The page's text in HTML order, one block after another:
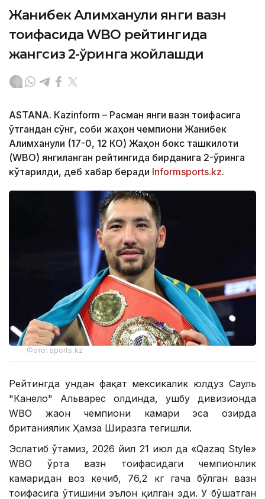
Жанибек Алимханули янги вазн
тоифасида WBO рейтингида
жангсиз 2-ўринга жойлашди
ASTANА. Кazinform – Расман янги вазн тоифасига
ўтгандан сўнг, собиқ жаҳон чемпиони Жанибек
Алимханули (17-0, 12 КО) Жаҳон бокс ташкилоти
(WBО) янгиланган рейтингида бирданига 2-ўринга
кўтарилди, деб хабар беради Informsports.kz.
Фото: sports.kz
Рейтингда ундан фақат мексикалик юлдуз Сауль
"Канело" Альварес олдинда, ушбу дивизионда
WBО жаҳон чемпиони камари эса ҳозирда
британиялик Ҳамза Ширазга тегишли.
Эслатиб ўтамиз, 2026 йил 21 июл да «Qazaq Style»
WВО ўрта вазн тоифасидаги чемпионлик
камаридан воз кечиб, 76,2 кг гача бўлган вазн
тоифасига ўтишини эълон қилган эди. У бўшатган